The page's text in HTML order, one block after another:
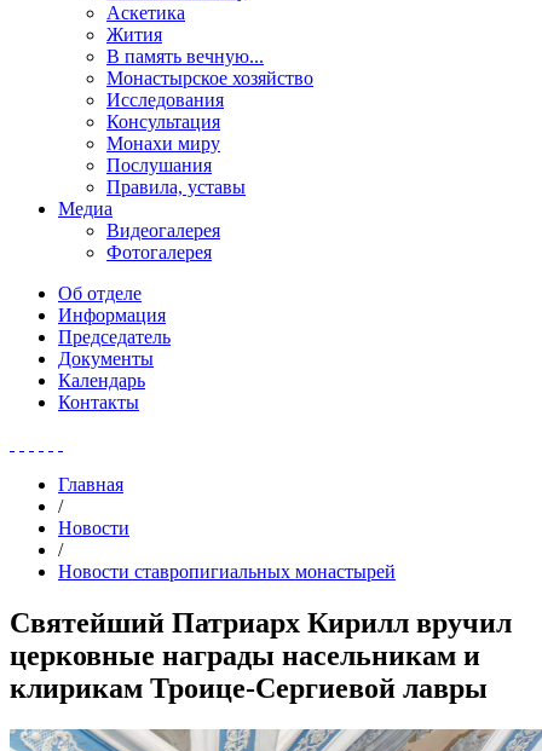
Аскетика
Жития
В память вечную...
Монастырское хозяйство
Исследования
Консультация
Монахи миру
Послушания
Правила, уставы
Медиа
Видеогалерея
Фотогалерея
Об отделе
Информация
Председатель
Документы
Календарь
Контакты
Главная
/
Новости
/
Новости ставропигиальных монастырей
Святейший Патриарх Кирилл вручил
церковные награды насельникам и
клирикам Троице-Сергиевой лавры